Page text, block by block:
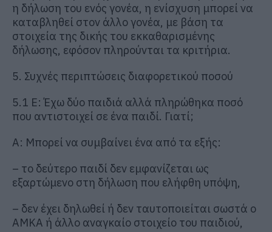
η δήλωση του ενός γονέα, η ενίσχυση μπορεί να
καταβληθεί στον άλλο γονέα, με βάση τα
στοιχεία της δικής του εκκαθαρισμένης
δήλωσης, εφόσον πληρούνται τα κριτήρια.
5. Συχνές περιπτώσεις διαφορετικού ποσού
5.1 Ε: Έχω δύο παιδιά αλλά πληρώθηκα ποσό
που αντιστοιχεί σε ένα παιδί. Γιατί;
Α: Μπορεί να συμβαίνει ένα από τα εξής:
– το δεύτερο παιδί δεν εμφανίζεται ως
εξαρτώμενο στη δήλωση που ελήφθη υπόψη,
– δεν έχει δηλωθεί ή δεν ταυτοποιείται σωστά ο
ΑΜΚΑ ή άλλο αναγκαίο στοιχείο του παιδιού,